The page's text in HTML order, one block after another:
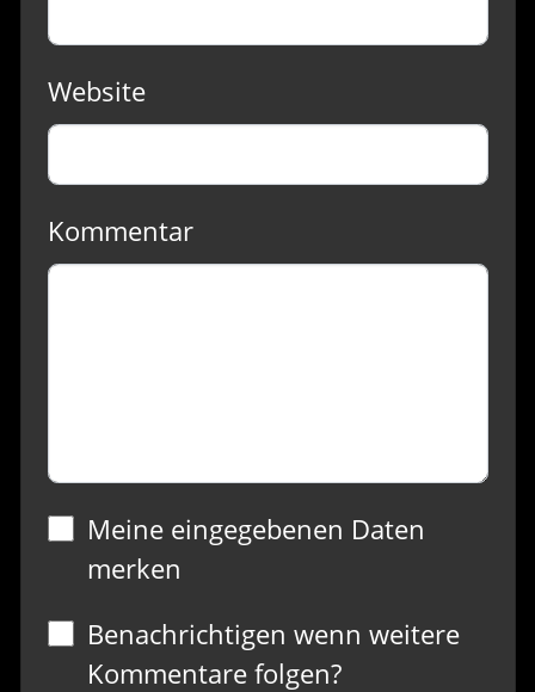
Website
Kommentar
Meine eingegebenen Daten
merken
Benachrichtigen wenn weitere
Kommentare folgen?